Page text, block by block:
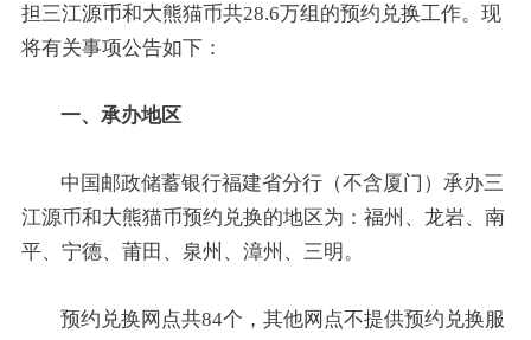
担三江源币和大熊猫币共28.6万组的预约兑换工作。现
将有关事项公告如下：
一、承办地区
中国邮政储蓄银行福建省分行（不含厦门）承办三
江源币和大熊猫币预约兑换的地区为：福州、龙岩、南
平、宁德、莆田、泉州、漳州、三明。
预约兑换网点共84个，其他网点不提供预约兑换服